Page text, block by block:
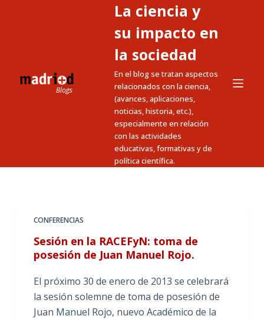
n
La ciencia y
su impacto en
la sociedad
En el blog se tratan aspectos
relacionados con la ciencia,
(avances, aplicaciones,
noticias, historia, etc.),
especialmente en relación
con las actividades
educativas, formativas y de
política científica.
CONFERENCIAS
Sesión en la RACEFyN: toma de
posesión de Juan Manuel Rojo.
El próximo 30 de enero de 2013 se celebrará
la sesión solemne de toma de posesión de
Juan Manuel Rojo, nuevo Académico de la